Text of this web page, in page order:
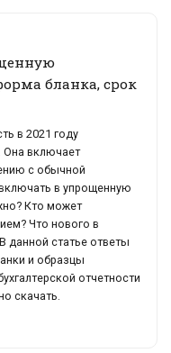
бланка, срок
в 2021 году
Она включает
с обычной
в упрощенную
Кто может
Что нового в
данной статье ответы
и образцы
отчетности
скачать.